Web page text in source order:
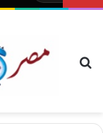
بحث عن